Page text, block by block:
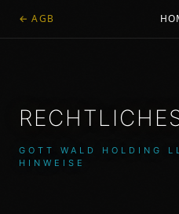
←AGB
GOTT WALD HOLDING
HINWEISE